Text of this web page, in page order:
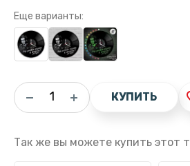
Еще варианты:
КУПИТЬ
Так же вы можете купить этот